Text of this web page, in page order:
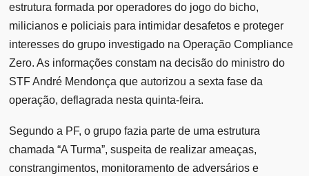
estrutura formada por operadores do jogo do bicho,
milicianos e policiais para intimidar desafetos e proteger
interesses do grupo investigado na Operação Compliance
Zero. As informações constam na decisão do ministro do
STF André Mendonça que autorizou a sexta fase da
operação, deflagrada nesta quinta-feira.
Segundo a PF, o grupo fazia parte de uma estrutura
chamada “A Turma”, suspeita de realizar ameaças,
constrangimentos, monitoramento de adversários e